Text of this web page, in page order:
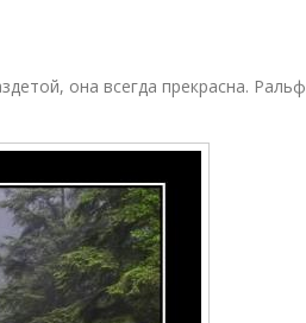
она всегда прекрасна. Ральф